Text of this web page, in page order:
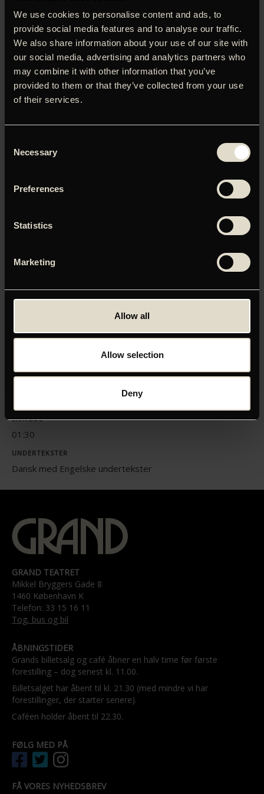
We use cookies to personalise content and ads, to
provide social media features and to analyse our traffic.
We also share information about your use of our site with
our social media, advertising and analytics partners who
may combine it with other information that you’ve
provided to them or that they’ve collected from your use
of their services.
Selection
Necessary
Preferences
Statistics
Marketing
Allow all
Allow selection
Deny
fuldt ud, må han tage et endeligt opgør med dén
hemmelighed, han som barn fik ordre om aldrig at afsløre.
En hemmelighed han har båret på i mere end 20 år.
Opgøret med fortiden sender Amin tilbage til en lykkelig
barndom i 80’ernes Kabul i Afghanistan, hvor a-ha brager
igennem hans walkman og hvor Jean Claude Van Damme
hænger på drengeværelset i familiens hus. Men han
årige Amin på en farefuld flugt, som først slutter 5 år
senere da han ankommer helt alene til Danmark.
Du skal tillade marketing-cookies for at kunne se denne
LÆNGDE
01:30
UNDERTEKSTER
Dansk med Engelske undertekster
GRAND TEATRET
Mikkel Bryggers Gade 8
1460 København K
Telefon: 33 15 16 11
Tog, bus og bil
ÅBNINGSTIDER
Grands billetsalg og café åbner en halv time før første
forestilling – dog senest kl. 11.00.
Billetsalget har åbent til kl. 21.30 (med mindre vi har
forestillinger, der starter senere).
Caféen holder åbent til 22.30.
FØLG MED PÅ
FÅ VORES NYHEDSBREV